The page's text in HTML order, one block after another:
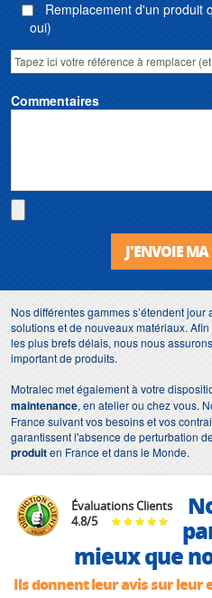
Remplacement d'un produit
oui)
Commentaires
J'ENVOIE
Nos différentes gammes s’étendent
solutions et de nouveaux matériaux.
les plus brefs délais, nous nous
important de produits.
Motralec met également à votre
maintenance, en atelier ou chez vous.
France suivant vos besoins et vos
garantissent l'absence de perturbation
produiten France et dans le Monde.
Évaluations Clients
4.8/5
mieux que
Ils donnent leur avis sur leur